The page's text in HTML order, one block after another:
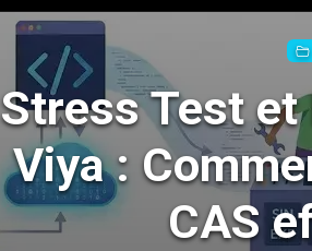
Stress Test et
Viya :
CAS